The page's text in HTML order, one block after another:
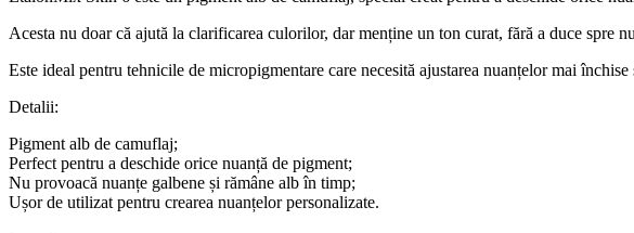
Acesta nu doar că ajută la clarificarea culorilor, dar menține un ton curat, fără a duce spre
Este ideal pentru tehnicile de micropigmentare care necesită ajustarea nuanțelor mai
Detalii:
Pigment alb de camuflaj;
Perfect pentru a deschide orice nuanță de pigment;
Nu provoacă nuanțe galbene și rămâne alb în timp;
Ușor de utilizat pentru crearea nuanțelor personalizate.